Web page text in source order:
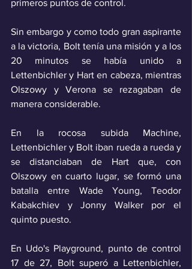
primeros puntos de control.
Sin embargo y como todo gran aspirante
a la victoria, Bolt tenía una misión y a los
20 minutos se había unido a
Lettenbichler y Hart en cabeza, mientras
Olszowy y Verona se rezagaban de
manera considerable.
En la rocosa subida Machine,
Lettenbichler y Bolt iban rueda a rueda y
se distanciaban de Hart que, con
Olszowy en cuarto lugar, se formó una
batalla entre Wade Young, Teodor
Kabakchiev y Jonny Walker por el
quinto puesto.
En Udo's Playground, punto de control
17 de 27, Bolt superó a Lettenbichler,